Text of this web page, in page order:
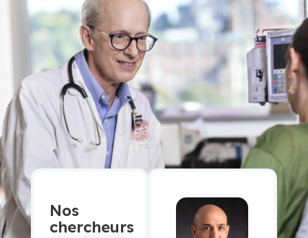
Nos
chercheurs